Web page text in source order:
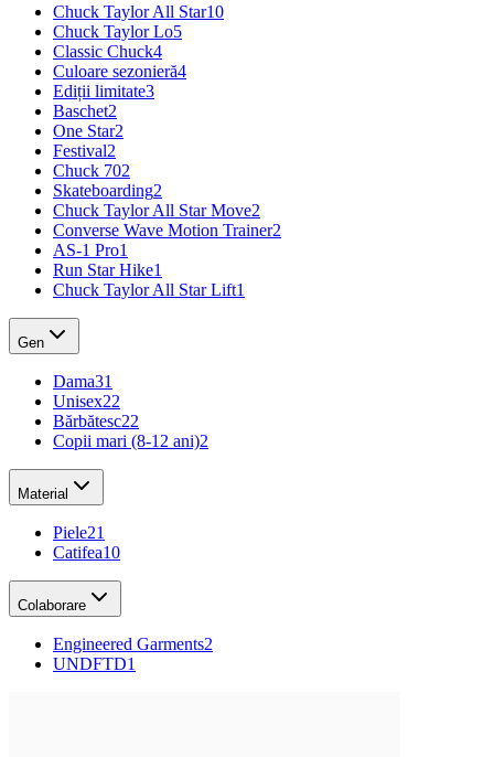
Chuck Taylor All Star10
Chuck Taylor Lo5
Classic Chuck4
Culoare sezonieră4
Ediții limitate3
Baschet2
One Star2
Festival2
Chuck 702
Skateboarding2
Chuck Taylor All Star Move2
Converse Wave Motion Trainer2
AS-1 Pro1
Run Star Hike1
Chuck Taylor All Star Lift1
Gen
Dama31
Unisex22
Bărbătesc22
Copii mari (8-12 ani)2
Material
Piele21
Catifea10
Colaborare
Engineered Garments2
UNDFTD1